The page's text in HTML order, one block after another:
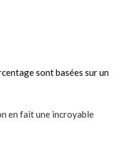
sont basées sur un
en fait une incroyable